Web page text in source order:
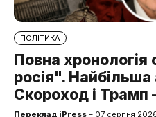
ПОЛІТИКА
Повна
росія". Найбільша
Скороход і Трамп
Переклад iPress – 07 серпня